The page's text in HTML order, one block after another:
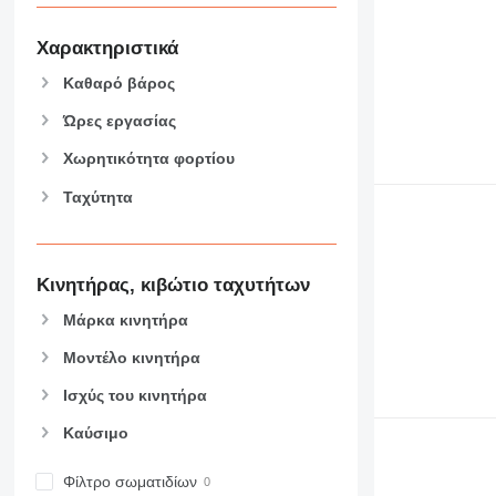
907
910
914
918
926
928
938
950
955
962
966
972
980
Χαρακτηριστικά
Καθαρό βάρος
Ώρες εργασίας
Χωρητικότητα φορτίου
Ταχύτητα
Κινητήρας, κιβώτιο ταχυτήτων
Μάρκα κινητήρα
Μοντέλο κινητήρα
Ισχύς του κινητήρα
Καύσιμο
Φίλτρο σωματιδίων